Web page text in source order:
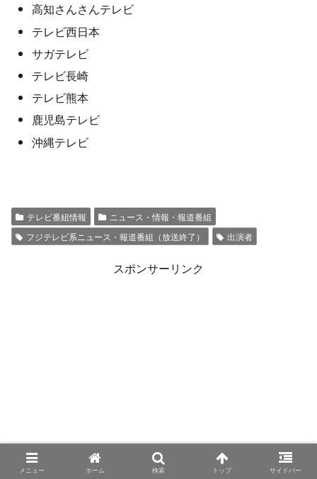
高知さんさんテレビ
テレビ西日本
サガテレビ
テレビ長崎
テレビ熊本
鹿児島テレビ
沖縄テレビ
テレビ番組情報
ニュース・情報・報道番組
フジテレビ系ニュース・報道番組（放送終了）
出演者
スポンサーリンク
メニュー ホーム 検索 トップ サイドバー